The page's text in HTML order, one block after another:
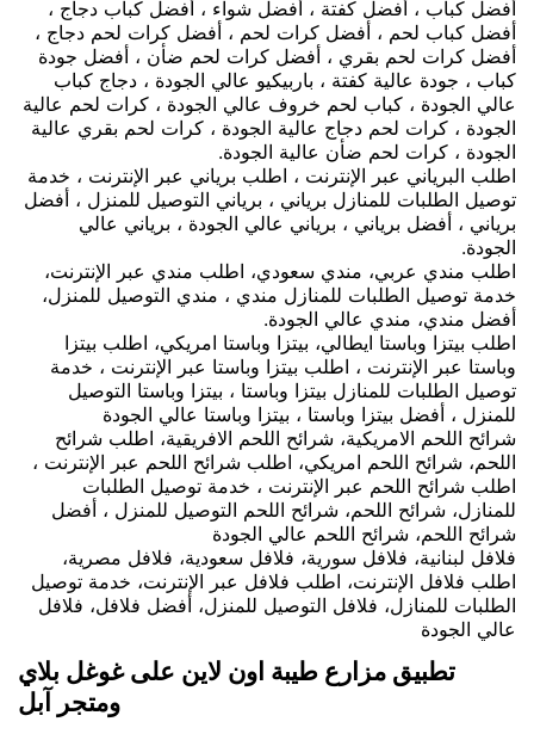
أفضل كباب ، أفضل كفتة ، أفضل شواء ، أفضل كباب دجاج ،
أفضل كباب لحم ، أفضل كرات لحم ، أفضل كرات لحم دجاج ،
أفضل كرات لحم بقري ، أفضل كرات لحم ضأن ، أفضل جودة
كباب ، جودة عالية كفتة ، باربيكيو عالي الجودة ، دجاج كباب
عالي الجودة ، كباب لحم خروف عالي الجودة ، كرات لحم عالية
الجودة ، كرات لحم دجاج عالية الجودة ، كرات لحم بقري عالية
الجودة ، كرات لحم ضأن عالية الجودة.
اطلب البرياني عبر الإنترنت ، اطلب برياني عبر الإنترنت ، خدمة
توصيل الطلبات للمنازل برياني ، برياني التوصيل للمنزل ، أفضل
برياني ، أفضل برياني ، برياني عالي الجودة ، برياني عالي
الجودة.
اطلب مندي عربي، مندي سعودي، اطلب مندي عبر الإنترنت،
خدمة توصيل الطلبات للمنازل مندي ، مندي التوصيل للمنزل،
أفضل مندي، مندي عالي الجودة.
اطلب بيتزا وباستا ايطالي، بيتزا وباستا امريكي، اطلب بيتزا
وباستا عبر الإنترنت ، اطلب بيتزا وباستا عبر الإنترنت ، خدمة
توصيل الطلبات للمنازل بيتزا وباستا ، بيتزا وباستا التوصيل
للمنزل ، أفضل بيتزا وباستا ، بيتزا وباستا عالي الجودة
شرائح اللحم الامريكية، شرائح اللحم الافريقية، اطلب شرائح
اللحم، شرائح اللحم امريكي، اطلب شرائح اللحم عبر الإنترنت ،
اطلب شرائح اللحم عبر الإنترنت ، خدمة توصيل الطلبات
للمنازل، شرائح اللحم، شرائح اللحم التوصيل للمنزل ، أفضل
شرائح اللحم، شرائح اللحم عالي الجودة
فلافل لبنانية، فلافل سورية، فلافل سعودية، فلافل مصرية،
اطلب فلافل الإنترنت، اطلب فلافل عبر الإنترنت، خدمة توصيل
الطلبات للمنازل، فلافل التوصيل للمنزل، أفضل فلافل، فلافل
عالي الجودة
تطبيق مزارع طيبة اون لاين على غوغل بلاي
ومتجر آبل